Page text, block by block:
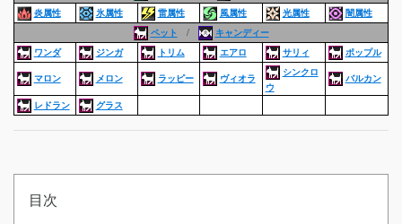
炎属性
氷属性 雷属性 風属性 光属性
闇属性
ペット /
キャンディー
ワンダ
ジンガ トリム エアロ サリィ
ポップル
マロン
メロン ラッピー ヴィオラ
シンクロ
ウ
バルカン
レドラン
グラス
目次